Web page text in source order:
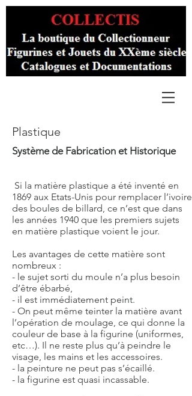
Plastique
Système de Fabrication et Historique
Si la matière plastique a été inventé en
1869 aux Etats-Unis pour remplacer l’ivoire
des boules de billard, ce n’est que dans
les années 1940 que les premiers sujets
en matière plastique voient le jour.
Les avantages de cette matière sont
nombreux :
- le sujet sorti du moule n’a plus besoin
d’être ébarbé,
- il est immédiatement peint.
- On peut même teinter la matière avant
l’opération de moulage, ce qui donne la
couleur de base à la figurine (uniformes,
etc…). Il ne reste plus qu’à peindre le
visage, les mains et les accessoires.
- la peinture ne peut pas s’écaillé.
- la figurine est quasi incassable.